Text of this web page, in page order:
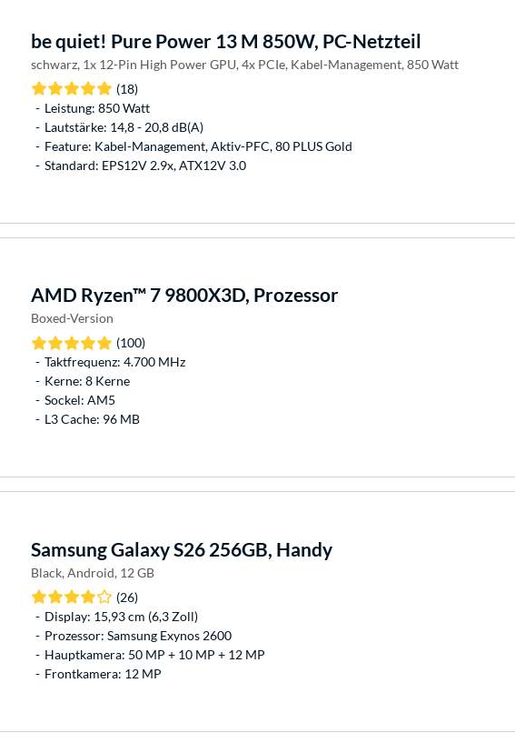
be quiet! Pure Power 13 M 850W, PC-Netzteil
schwarz, 1x 12-Pin High Power GPU, 4x PCIe, Kabel-Management, 850 Watt
(18)
Leistung: 850 Watt
Lautstärke: 14,8 - 20,8 dB(A)
Feature: Kabel-Management, Aktiv-PFC, 80 PLUS Gold
Standard: EPS12V 2.9x, ATX12V 3.0
AMD Ryzen™ 7 9800X3D, Prozessor
Boxed-Version
(100)
Taktfrequenz: 4.700 MHz
Kerne: 8 Kerne
Sockel: AM5
L3 Cache: 96 MB
SamsungGalaxy S26 256GB, Handy
Black, Android, 12 GB
(26)
Display: 15,93 cm (6,3 Zoll)
Prozessor: Samsung Exynos 2600
Hauptkamera: 50 MP + 10 MP + 12 MP
Frontkamera: 12 MP